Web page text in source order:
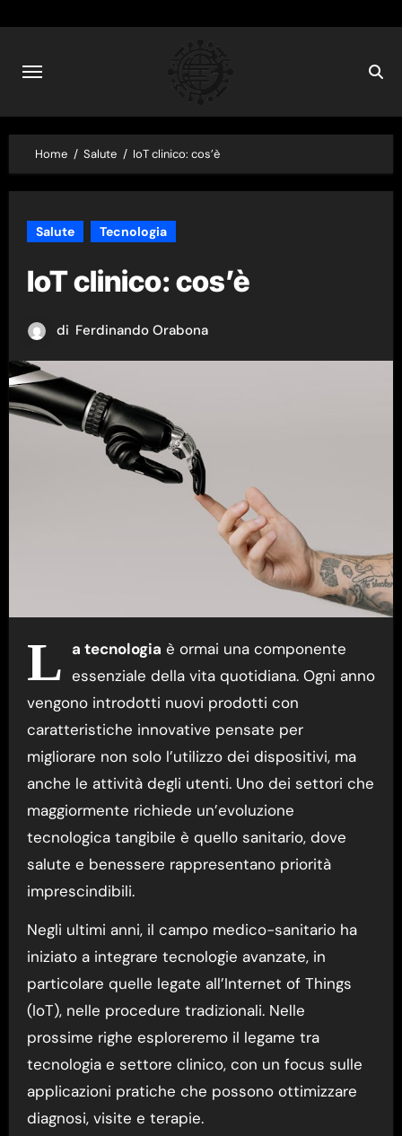
content
Home Salute IoT clinico: cos’è
Salute Tecnologia
IoT clinico: cos’è
di Ferdinando Orabona
L a tecnologia è ormai una componente
essenziale della vita quotidiana. Ogni anno
vengono introdotti nuovi prodotti con
caratteristiche innovative pensate per
migliorare non solo l’utilizzo dei dispositivi, ma
anche le attività degli utenti. Uno dei settori che
maggiormente richiede un’evoluzione
tecnologica tangibile è quello sanitario, dove
salute e benessere rappresentano priorità
imprescindibili.
Negli ultimi anni, il campo medico-sanitario ha
iniziato a integrare tecnologie avanzate, in
particolare quelle legate all’Internet of Things
(IoT), nelle procedure tradizionali. Nelle
prossime righe esploreremo il legame tra
tecnologia e settore clinico, con un focus sulle
applicazioni pratiche che possono ottimizzare
diagnosi, visite e terapie.